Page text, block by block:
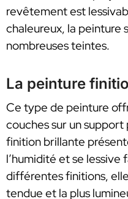
revêtement est
chaleureux, la peinture
nombreuses teintes.
La peinture
Ce type de peinture
couches sur un
finition brillante
l’humidité et se lessive
différentes finitions,
tendue et la plus